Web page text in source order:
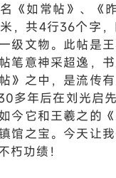
《如常帖》、《
，共4行36个字
级文物。此帖是
笔意神采超逸，
》之中，是流传有
多年后在刘光启先
今它和王羲之的
馆之宝。今天让
朽功绩！